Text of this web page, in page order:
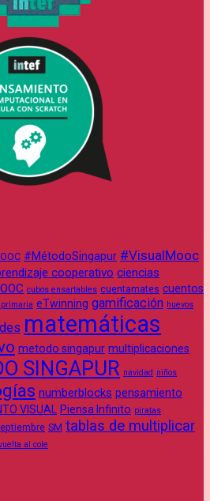
#MétodoSingapur #VisualMooc
cooperativo ciencias
cubos ensartables cuentamates cuentos
eTwinning gamificación huevos
matemáticas
metodo singapur multiplicaciones
SINGAPUR navidad niños
numberblocks pensamiento
VISUAL Piensa Infinito piratas
SM tablas de multiplicar
al cole